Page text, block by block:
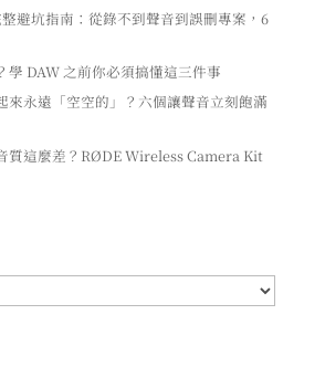
避坑指南：從錄不到聲音到誤刪專案，6
學 DAW 之前你必須搞懂這三件事
來永遠「空空的」？六個讓聲音立刻飽滿
質這麼差？RØDE Wireless Camera Kit